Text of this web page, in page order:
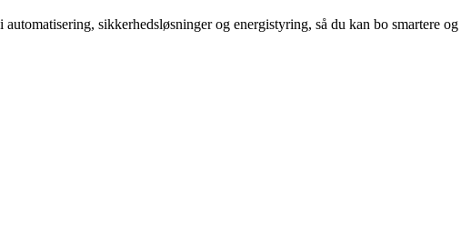
sikkerhedsløsninger og energistyring, så du kan bo smartere og